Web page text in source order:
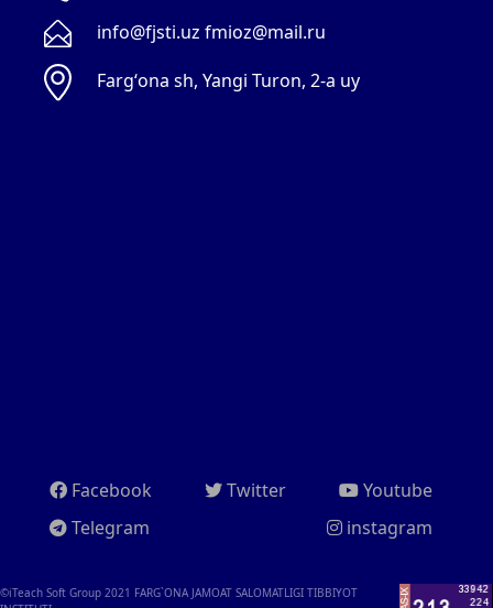
info@fjsti.uz fmioz@mail.ru
Fargʻona sh, Yangi Turon, 2-a uy
Facebook Twitter
Youtube
Telegram
instagram
©iTeach Soft Group 2021 FARG`ONA JAMOAT SALOMATLIGI TIBBIYOT